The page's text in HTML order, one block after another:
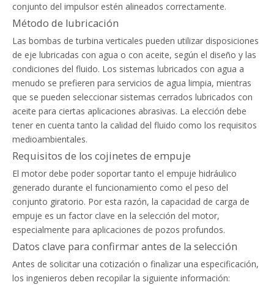
conjunto del impulsor estén alineados correctamente.
Método de lubricación
Las bombas de turbina verticales pueden utilizar disposiciones
de eje lubricadas con agua o con aceite, según el diseño y las
condiciones del fluido. Los sistemas lubricados con agua a
menudo se prefieren para servicios de agua limpia, mientras
que se pueden seleccionar sistemas cerrados lubricados con
aceite para ciertas aplicaciones abrasivas. La elección debe
tener en cuenta tanto la calidad del fluido como los requisitos
medioambientales.
Requisitos de los cojinetes de empuje
El motor debe poder soportar tanto el empuje hidráulico
generado durante el funcionamiento como el peso del
conjunto giratorio. Por esta razón, la capacidad de carga de
empuje es un factor clave en la selección del motor,
especialmente para aplicaciones de pozos profundos.
Datos clave para confirmar antes de la selección
Antes de solicitar una cotización o finalizar una especificación,
los ingenieros deben recopilar la siguiente información: